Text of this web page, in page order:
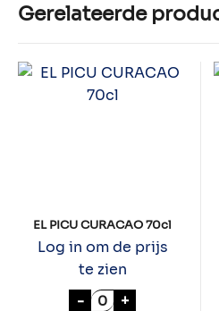
Gerelateerde
EL PICU CURACAO 70cl
Log in om de prijs
te zien
- EL PICU
+